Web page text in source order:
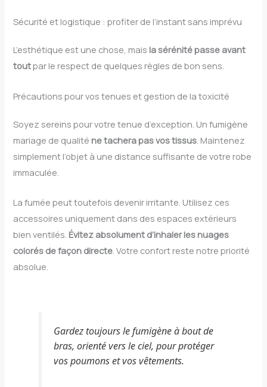
Sécurité et logistique : profiter de l’instant sans imprévu
L’esthétique est une chose, mais la sérénité passe avant
toutpar le respect de quelques règles de bon sens.
Précautions pour vos tenues et gestion de la toxicité
Soyez sereins pour votre tenue d’exception. Un fumigène
mariage de qualité ne tachera pas vos tissus . Maintenez
simplement l’objet à une distance suffisante de votre robe
immaculée.
La fumée peut toutefois devenir irritante. Utilisez ces
accessoires uniquement dans des espaces extérieurs
bien ventilés. Évitez absolument d’inhaler les nuages
colorés de façon directe . Votre confort reste notre priorité
absolue.
Gardez toujours le fumigène à bout de
bras, orienté vers le ciel, pour protéger
vos poumons et vos vêtements.